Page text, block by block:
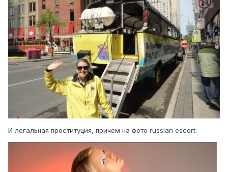
И легальная проституция, причем на фото russian escort: